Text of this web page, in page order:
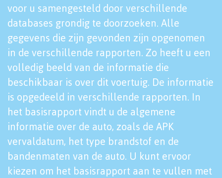
voor u samengesteld door verschillende
databases grondig te doorzoeken. Alle
gegevens die zijn gevonden zijn opgenomen
in de verschillende rapporten. Zo heeft u een
volledig beeld van de informatie die
beschikbaar is over dit voertuig. De informatie
is opgedeeld in verschillende rapporten. In
het basisrapport vindt u de algemene
informatie over de auto, zoals de APK
vervaldatum, het type brandstof en de
bandenmaten van de auto. U kunt ervoor
kiezen om het basisrapport aan te vullen met